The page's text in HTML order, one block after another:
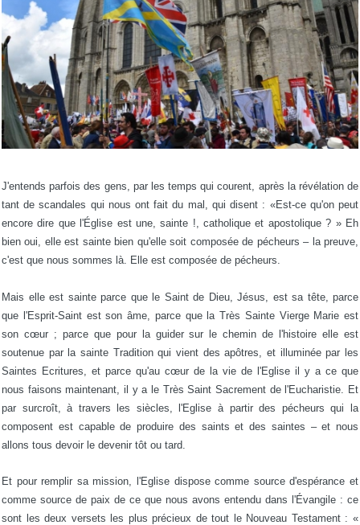
J'entends parfois des gens, par les temps qui courent, après la révélation de
tant de scandales qui nous ont fait du mal, qui disent : «Est-ce qu'on peut
encore dire que l'Église est une, sainte !, catholique et apostolique ? » Eh
bien oui, elle est sainte bien qu'elle soit composée de pécheurs – la preuve,
c'est que nous sommes là. Elle est composée de pécheurs.
Mais elle est sainte parce que le Saint de Dieu, Jésus, est sa tête, parce
que l'Esprit-Saint est son âme, parce que la Très Sainte Vierge Marie est
son cœur ; parce que pour la guider sur le chemin de l'histoire elle est
soutenue par la sainte Tradition qui vient des apôtres, et illuminée par les
Saintes Ecritures, et parce qu'au cœur de la vie de l'Eglise il y a ce que
nous faisons maintenant, il y a le Très Saint Sacrement de l'Eucharistie. Et
par surcroît, à travers les siècles, l'Eglise à partir des pécheurs qui la
composent est capable de produire des saints et des saintes – et nous
allons tous devoir le devenir tôt ou tard.
Et pour remplir sa mission, l'Eglise dispose comme source d'espérance et
comme source de paix de ce que nous avons entendu dans l'Évangile : ce
sont les deux versets les plus précieux de tout le Nouveau Testament : «